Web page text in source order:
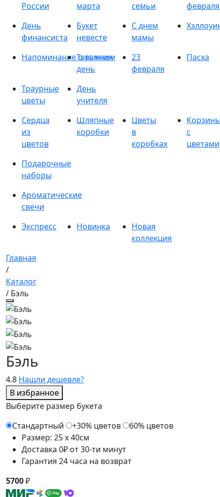
России
марта
семьи
февраля
День
финансиста
Букет
невесте
С днем
мамы
Напоминание о важном
Татьянин
день
23
февраля
Пасха
Траурные
цветы
День
учителя
Сердца
из
цветов
Шляпные
коробки
Цветы
в
коробках
с
цветами
Подарочные
наборы
Ароматические
свечи
Экспресс
Новинка
Новая
коллекция
Главная
/
Каталог
/ Бэль
4.8 Нашли дешевле?
В избранное
Бэль
Выберите размер букета
Стандартный
+30% цветов
60% цветов
Размер: 25 x 40см
Доставка 0₽ от 30-ти минут
Гарантия 24 часа на возврат
5700₽